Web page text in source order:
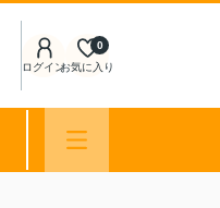
ログインお気に入り
0